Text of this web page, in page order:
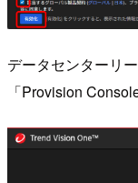
データセンターリ
「Provision